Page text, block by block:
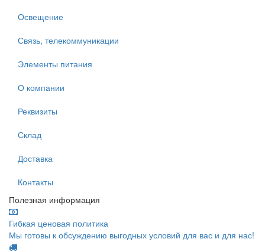
Освещение
Связь, телекоммуникации
Элементы питания
О компании
Реквизиты
Склад
Доставка
Контакты
Полезная информация
Гибкая ценовая политика
Мы готовы к обсуждению выгодных условий для вас и для нас!